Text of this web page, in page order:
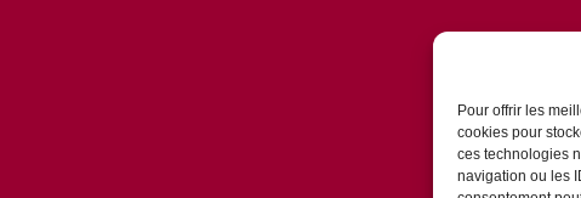
Pour offrir les
cookies pour
ces technologies
navigation ou les